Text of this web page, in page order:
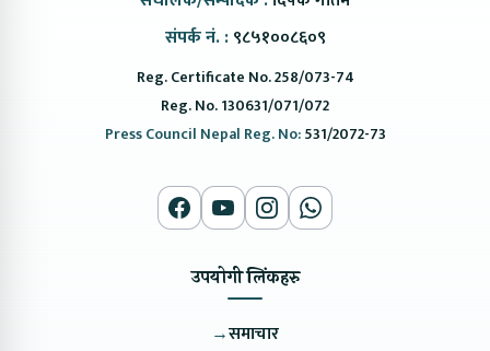
संपर्क नं. : ९८५१००८६०९
Reg. Certificate No. 258/073-74
Reg. No. 130631/071/072
Press Council Nepal Reg. No:531/2072-73
उपयोगी लिंकहरु
→समाचार